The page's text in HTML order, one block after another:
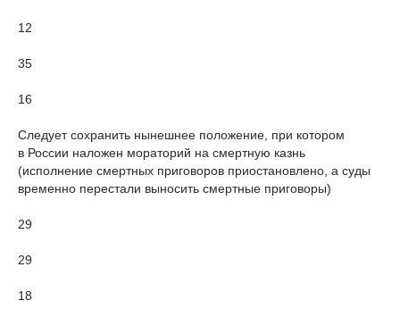
12
35
16
Следует сохранить нынешнее положение, при котором
в России наложен мораторий на смертную казнь
(исполнение смертных приговоров приостановлено, а суды
временно перестали выносить смертные приговоры)
29
29
18